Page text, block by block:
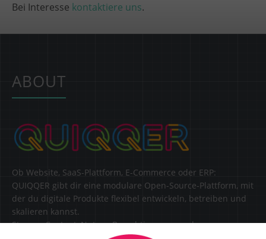
Bei Interesse kontaktiere uns.
ABOUT
Ob Website, SaaS-Plattform, E-Commerce oder ERP:
QUIQQER gibt dir eine modulare Open-Source-Plattform, mit
der du digitale Produkte flexibel entwickeln, betreiben und
skalieren kannst.
Steuere Content, Nutzer, Berechtigungen und